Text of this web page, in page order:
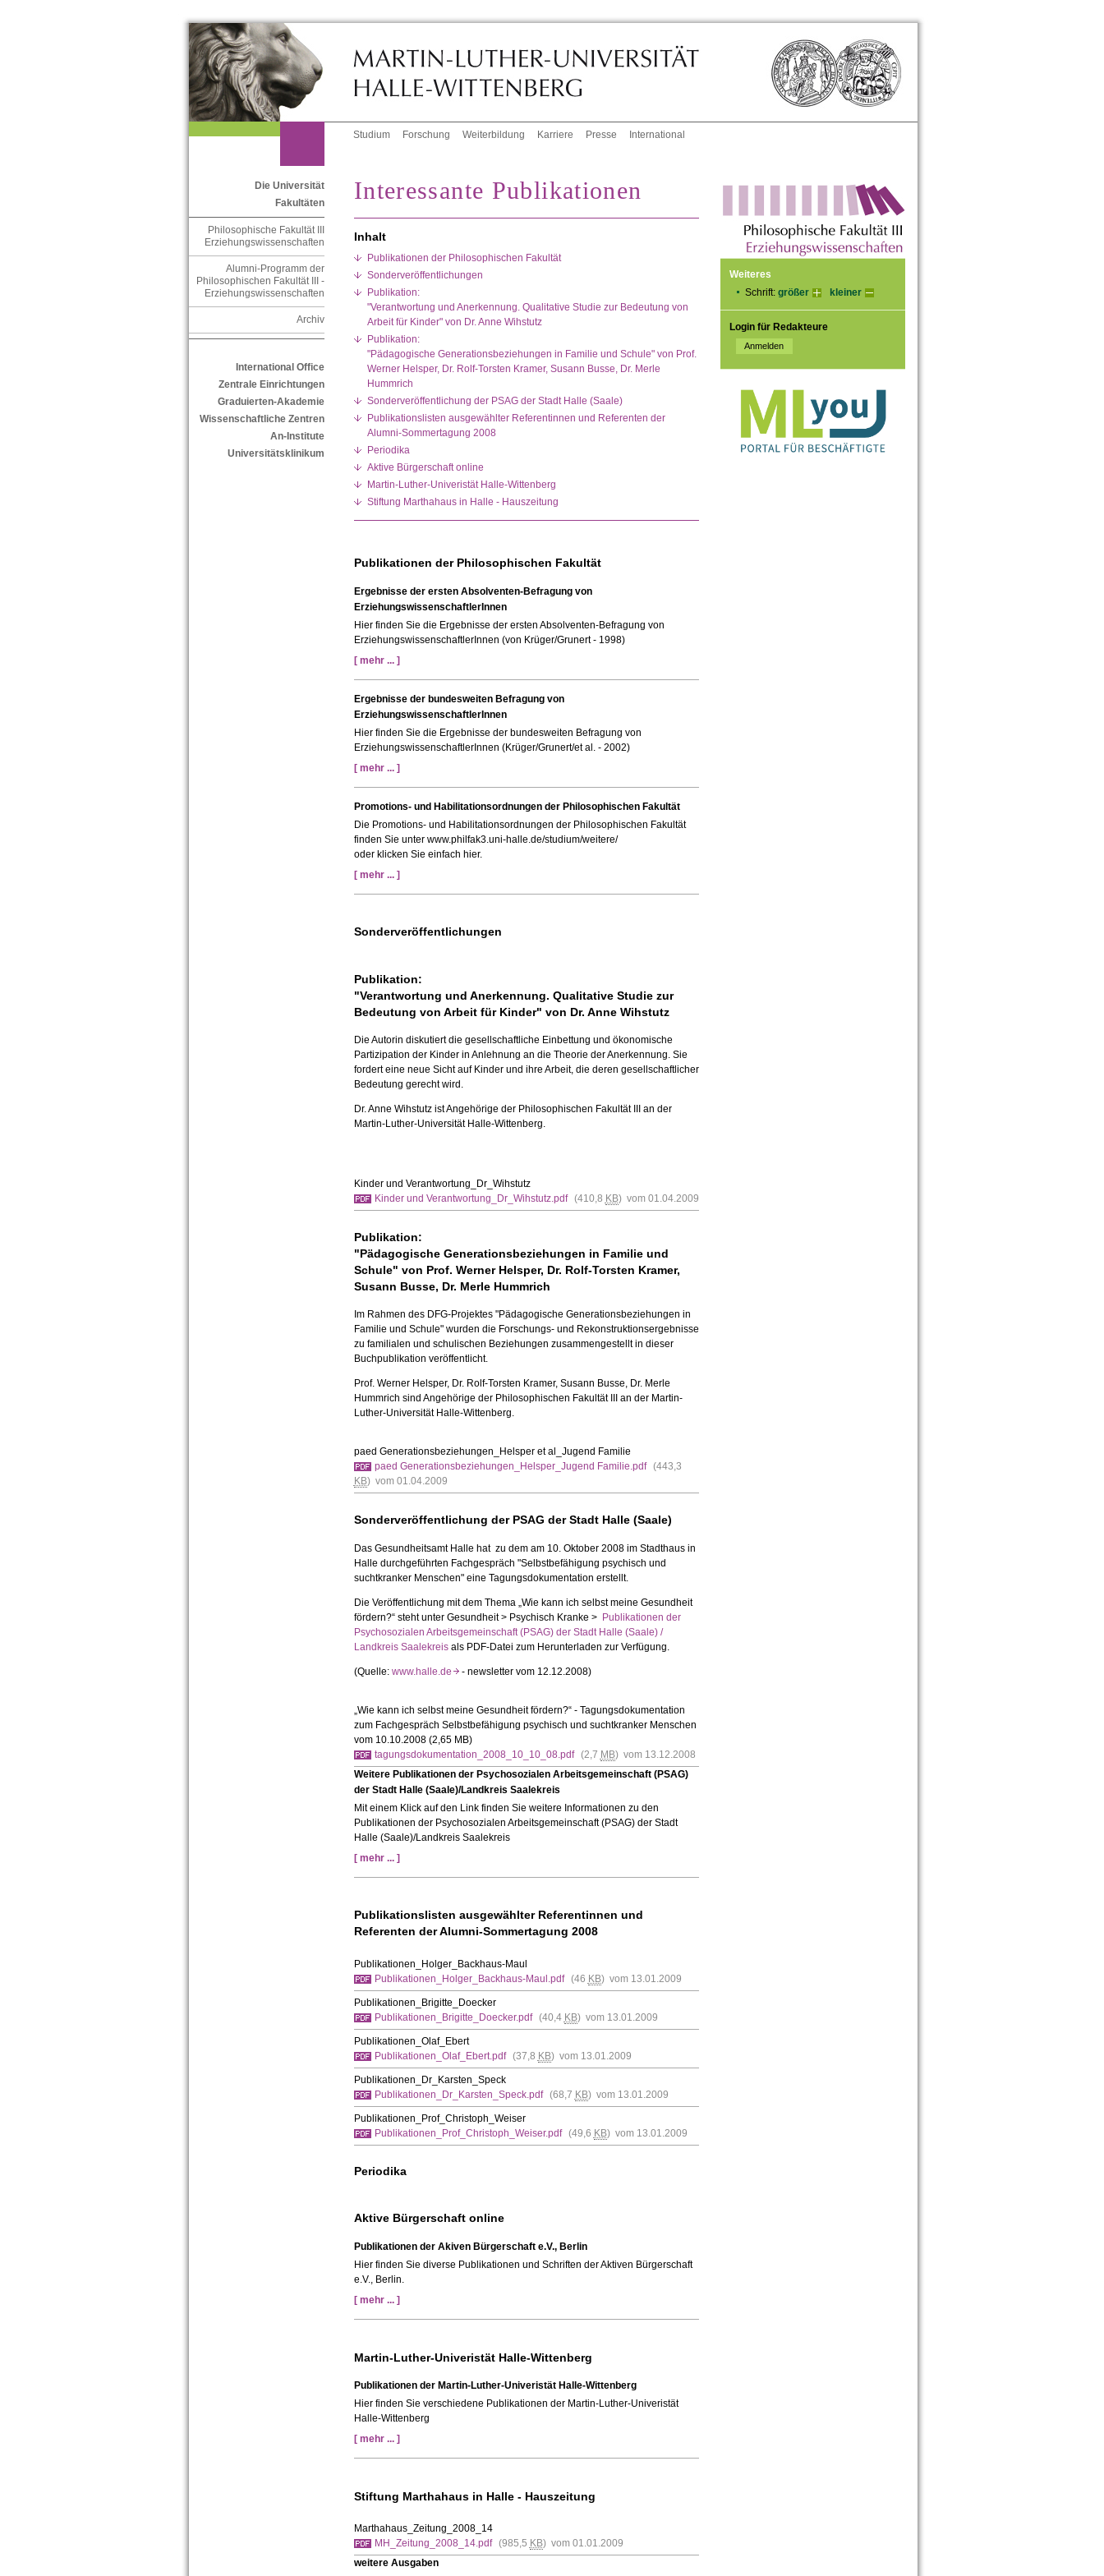
Studium Forschung Weiterbildung Karriere Presse International
Die Universität
Fakultäten
Philosophische Fakultät III
Erziehungswissenschaften
Alumni-Programm der
Philosophischen Fakultät III -
Erziehungswissenschaften
Archiv
International Office
Zentrale Einrichtungen
Graduierten-Akademie
Wissenschaftliche Zentren
An-Institute
Universitätsklinikum
Weiteres
Schrift: größer kleiner
Login für Redakteure
Interessante Publikationen
Inhalt
Publikationen der Philosophischen Fakultät
Sonderveröffentlichungen
Publikation:
"Verantwortung und Anerkennung. Qualitative Studie zur Bedeutung von
Arbeit für Kinder" von Dr. Anne Wihstutz
Publikation:
"Pädagogische Generationsbeziehungen in Familie und Schule" von Prof.
Werner Helsper, Dr. Rolf-Torsten Kramer, Susann Busse, Dr. Merle
Hummrich
Sonderveröffentlichung der PSAG der Stadt Halle (Saale)
Publikationslisten ausgewählter Referentinnen und Referenten der
Alumni-Sommertagung 2008
Periodika
Aktive Bürgerschaft online
Martin-Luther-Univeristät Halle-Wittenberg
Stiftung Marthahaus in Halle - Hauszeitung
Publikationen der Philosophischen Fakultät
Ergebnisse der ersten Absolventen-Befragung von
ErziehungswissenschaftlerInnen
Hier finden Sie die Ergebnisse der ersten Absolventen-Befragung von
ErziehungswissenschaftlerInnen (von Krüger/Grunert - 1998)
[ mehr ... ]
Ergebnisse der bundesweiten Befragung von
ErziehungswissenschaftlerInnen
Hier finden Sie die Ergebnisse der bundesweiten Befragung von
ErziehungswissenschaftlerInnen (Krüger/Grunert/et al. - 2002)
[ mehr ... ]
Promotions- und Habilitationsordnungen der Philosophischen Fakultät
Die Promotions- und Habilitationsordnungen der Philosophischen Fakultät
finden Sie unter www.philfak3.uni-halle.de/studium/weitere/
oder klicken Sie einfach hier.
[ mehr ... ]
Sonderveröffentlichungen
Publikation:
"Verantwortung und Anerkennung. Qualitative Studie zur
Bedeutung von Arbeit für Kinder" von Dr. Anne Wihstutz
Die Autorin diskutiert die gesellschaftliche Einbettung und ökonomische
Partizipation der Kinder in Anlehnung an die Theorie der Anerkennung. Sie
fordert eine neue Sicht auf Kinder und ihre Arbeit, die deren gesellschaftlicher
Bedeutung gerecht wird.
Dr. Anne Wihstutz ist Angehörige der Philosophischen Fakultät III an der
Martin-Luther-Universität Halle-Wittenberg.
Kinder und Verantwortung_Dr_Wihstutz
Kinder und Verantwortung_Dr_Wihstutz.pdf (410,8 KB) vom 01.04.2009
Publikation:
"Pädagogische Generationsbeziehungen in Familie und
Schule" von Prof. Werner Helsper, Dr. Rolf-Torsten Kramer,
Susann Busse, Dr. Merle Hummrich
Im Rahmen des DFG-Projektes "Pädagogische Generationsbeziehungen in
Familie und Schule" wurden die Forschungs- und Rekonstruktionsergebnisse
zu familialen und schulischen Beziehungen zusammengestellt in dieser
Buchpublikation veröffentlicht.
Prof. Werner Helsper, Dr. Rolf-Torsten Kramer, Susann Busse, Dr. Merle
Hummrich sind Angehörige der Philosophischen Fakultät III an der Martin-
Luther-Universität Halle-Wittenberg.
paed Generationsbeziehungen_Helsper et al_Jugend Familie
paed Generationsbeziehungen_Helsper_Jugend Familie.pdf (443,3
KB) vom 01.04.2009
Sonderveröffentlichung der PSAG der Stadt Halle (Saale)
Das Gesundheitsamt Halle hat zu dem am 10. Oktober 2008 im Stadthaus in
Halle durchgeführten Fachgespräch "Selbstbefähigung psychisch und
suchtkranker Menschen" eine Tagungsdokumentation erstellt.
Die Veröffentlichung mit dem Thema „Wie kann ich selbst meine Gesundheit
fördern?“ steht unter Gesundheit > Psychisch Kranke > Publikationen der
Psychosozialen Arbeitsgemeinschaft (PSAG) der Stadt Halle (Saale) /
Landkreis Saalekreisals PDF-Datei zum Herunterladen zur Verfügung.
(Quelle: www.halle.de- newsletter vom 12.12.2008)
„Wie kann ich selbst meine Gesundheit fördern?“ - Tagungsdokumentation
zum Fachgespräch Selbstbefähigung psychisch und suchtkranker Menschen
vom 10.10.2008 (2,65 MB)
tagungsdokumentation_2008_10_10_08.pdf (2,7 MB) vom 13.12.2008
Weitere Publikationen der Psychosozialen Arbeitsgemeinschaft (PSAG)
der Stadt Halle (Saale)/Landkreis Saalekreis
Mit einem Klick auf den Link finden Sie weitere Informationen zu den
Publikationen der Psychosozialen Arbeitsgemeinschaft (PSAG) der Stadt
Halle (Saale)/Landkreis Saalekreis
[ mehr ... ]
Publikationslisten ausgewählter Referentinnen und
Referenten der Alumni-Sommertagung 2008
Publikationen_Holger_Backhaus-Maul
Publikationen_Holger_Backhaus-Maul.pdf (46 KB) vom 13.01.2009
Publikationen_Brigitte_Doecker
Publikationen_Brigitte_Doecker.pdf (40,4 KB) vom 13.01.2009
Publikationen_Olaf_Ebert
Publikationen_Olaf_Ebert.pdf (37,8 KB) vom 13.01.2009
Publikationen_Dr_Karsten_Speck
Publikationen_Dr_Karsten_Speck.pdf (68,7 KB) vom 13.01.2009
Publikationen_Prof_Christoph_Weiser
Publikationen_Prof_Christoph_Weiser.pdf (49,6 KB) vom 13.01.2009
Periodika
Aktive Bürgerschaft online
Publikationen der Akiven Bürgerschaft e.V., Berlin
Hier finden Sie diverse Publikationen und Schriften der Aktiven Bürgerschaft
e.V., Berlin.
[ mehr ... ]
Martin-Luther-Univeristät Halle-Wittenberg
Publikationen der Martin-Luther-Univeristät Halle-Wittenberg
Hier finden Sie verschiedene Publikationen der Martin-Luther-Univeristät
Halle-Wittenberg
[ mehr ... ]
Stiftung Marthahaus in Halle - Hauszeitung
Marthahaus_Zeitung_2008_14
MH_Zeitung_2008_14.pdf (985,5 KB) vom 01.01.2009
weitere Ausgaben